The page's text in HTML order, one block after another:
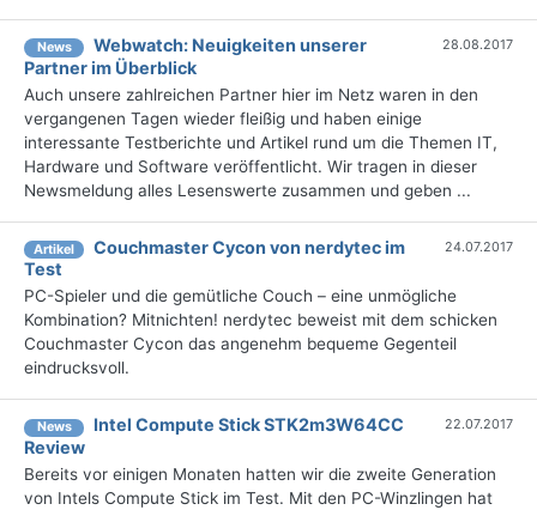
News
Webwatch: Neuigkeiten unserer
Partner im Überblick
28.08.2017
Auch unsere zahlreichen Partner hier im Netz waren in den
vergangenen Tagen wieder fleißig und haben einige
interessante Testberichte und Artikel rund um die Themen IT,
Hardware und Software veröffentlicht. Wir tragen in dieser
Newsmeldung alles Lesenswerte zusammen und geben ...
Artikel
Couchmaster Cycon von nerdytec im
Test
24.07.2017
PC-Spieler und die gemütliche Couch – eine unmögliche
Kombination? Mitnichten! nerdytec beweist mit dem schicken
Couchmaster Cycon das angenehm bequeme Gegenteil
eindrucksvoll.
News
Intel Compute Stick STK2m3W64CC
Review
22.07.2017
Bereits vor einigen Monaten hatten wir die zweite Generation
von Intels Compute Stick im Test. Mit den PC-Winzlingen hat